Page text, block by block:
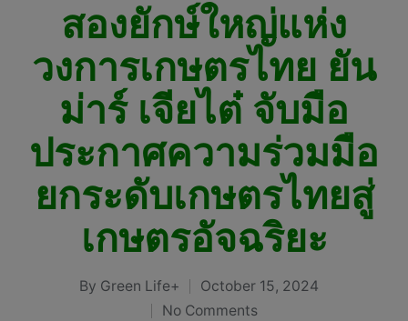
สองยักษ์ใหญ่แห่ง
วงการเกษตรไทย ยัน
ม่าร์ เจียไต๋ จับมือ
ประกาศความร่วมมือ
ยกระดับเกษตรไทยสู่
เกษตรอัจฉริยะ
Posted
By Green Life+
October 15, 2024
No Comments